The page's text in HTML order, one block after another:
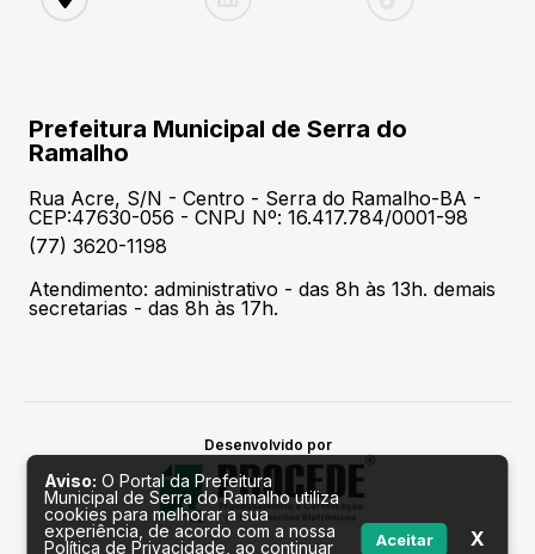
Prefeitura Municipal de Serra do
Ramalho
Rua Acre, S/N - Centro - Serra do Ramalho-BA -
CEP:47630-056 - CNPJ Nº: 16.417.784/0001-98
(77) 3620-1198
Atendimento: administrativo - das 8h às 13h. demais
secretarias - das 8h às 17h.
Desenvolvido por
Aviso: O Portal da Prefeitura
Municipal de Serra do Ramalho utiliza
cookies para melhorar a sua
experiência, de acordo com a nossa
Política de Privacidade, ao continuar
Aceitar X